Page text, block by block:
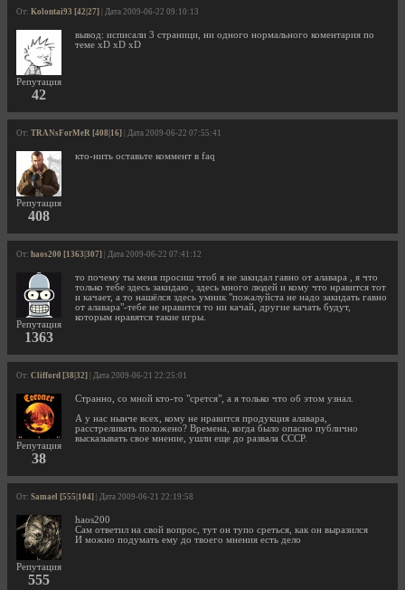
От: Kolontai93 [42|27] | Дата 2009-06-22 09:10:13
Репутация
42
вывод: исписали 3 страници, ни одного нормального коментария по
теме xD xD xD
От: TRANsForMeR [408|16] | Дата 2009-06-22 07:55:41
Репутация
408
кто-нить оставьте коммент в faq
От: haos200 [1363|307] | Дата 2009-06-22 07:41:12
Репутация
1363
то почему ты меня просиш чтоб я не закидал гавно от алавара , я что
только тебе здесь закидаю , здесь много людей и кому что нравится тот
и качает, а то нашёлся здесь умник "пожалуйста не надо закидать гавно
от алавара"-тебе не нравится то ни качай, другие качать будут,
которым нравятся такие игры.
От: Clifford [38|32] | Дата 2009-06-21 22:25:01
Репутация
38
Странно, со мной кто-то "срется", а я только что об этом узнал.
А у нас нынче всех, кому не нравится продукция алавара,
расстреливать положено? Времена, когда было опасно публично
высказывать свое мнение, ушли еще до развала СССР.
От: Samael [555|104] | Дата 2009-06-21 22:19:58
Репутация
555
haos200
Сам ответил на свой вопрос, тут он тупо среться, как он выразился
И можно подумать ему до твоего мнения есть дело